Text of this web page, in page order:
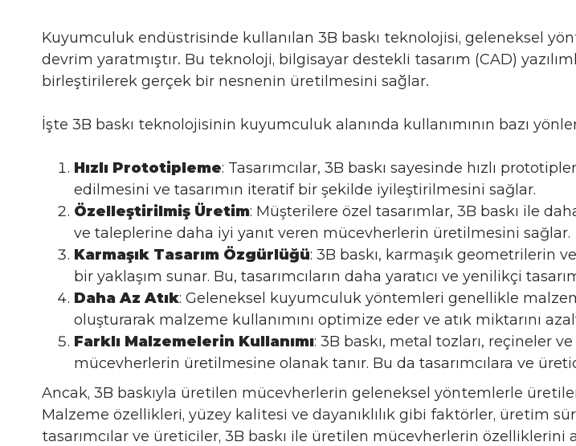
Kuyumculuk endüstrisinde kullanılan 3B baskı teknolojisi, geleneksel
devrim yaratmıştır. Bu teknoloji, bilgisayar destekli tasarım (CAD)
birleştirilerek gerçek bir nesnenin üretilmesini sağlar.
İşte 3B baskı teknolojisinin kuyumculuk alanında kullanımının bazı
Hızlı Prototipleme: Tasarımcılar, 3B baskı sayesinde hızlı
edilmesini ve tasarımın iteratif bir şekilde iyileştirilmesini sağlar.
Özelleştirilmiş Üretim: Müşterilere özel tasarımlar, 3B baskı ile
ve taleplerine daha iyi yanıt veren mücevherlerin üretilmesini sağlar.
Karmaşık Tasarım Özgürlüğü: 3B baskı, karmaşık geometrilerin
bir yaklaşım sunar. Bu, tasarımcıların daha yaratıcı ve yenilikçi
Daha Az Atık: Geleneksel kuyumculuk yöntemleri genellikle
oluşturarak malzeme kullanımını optimize eder ve atık miktarını
Farklı Malzemelerin Kullanımı: 3B baskı, metal tozları, reçineler
mücevherlerin üretilmesine olanak tanır. Bu da tasarımcılara ve
Ancak, 3B baskıyla üretilen mücevherlerin geleneksel yöntemlerle
Malzeme özellikleri, yüzey kalitesi ve dayanıklılık gibi faktörler, üretim
tasarımcılar ve üreticiler, 3B baskı ile üretilen mücevherlerin